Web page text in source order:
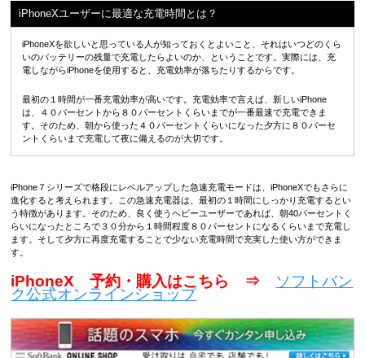
iPhoneXユーザーに最適な充電時間とは？
iPhoneXを欲しいと思っている人が知っておくとよいこと、それはいつどのくら
いのバッテリーの残量で充電したらよいのか、ということです。実際には、充
電しながらiPhoneを使用すると、充電効率が落ちたりするからです。
最初の１時間が一番充電効率が高いです。充電効率で言えば、新しいiPhone
は、４０パーセントから８０パーセントくらいまでが一番最速で充電できま
す。そのため、朝から使った４０パーセントくらいになった夕方に８０パーセ
ントくらいまで充電して夜に備えるのが大切です。
iPhone７シリーズで格段にレベルアップした急速充電モードは、iPhoneXでもさらに
進化すると考えられます。この急速充電器は、最初の１時間にしっかり充電するとい
う特徴があります。そのため、良く使うヘビーユーザーであれば、朝40パーセントく
らいになったところで３０分から１時間程度８０パーセントになるくらいまで充電し
ます。そして夕方に再度充電することで少ない充電時間で充実した使い方ができま
す。
iPhoneX 予約・購入はこちら ⇒ ソフトバン
ク公式オンラインショップ